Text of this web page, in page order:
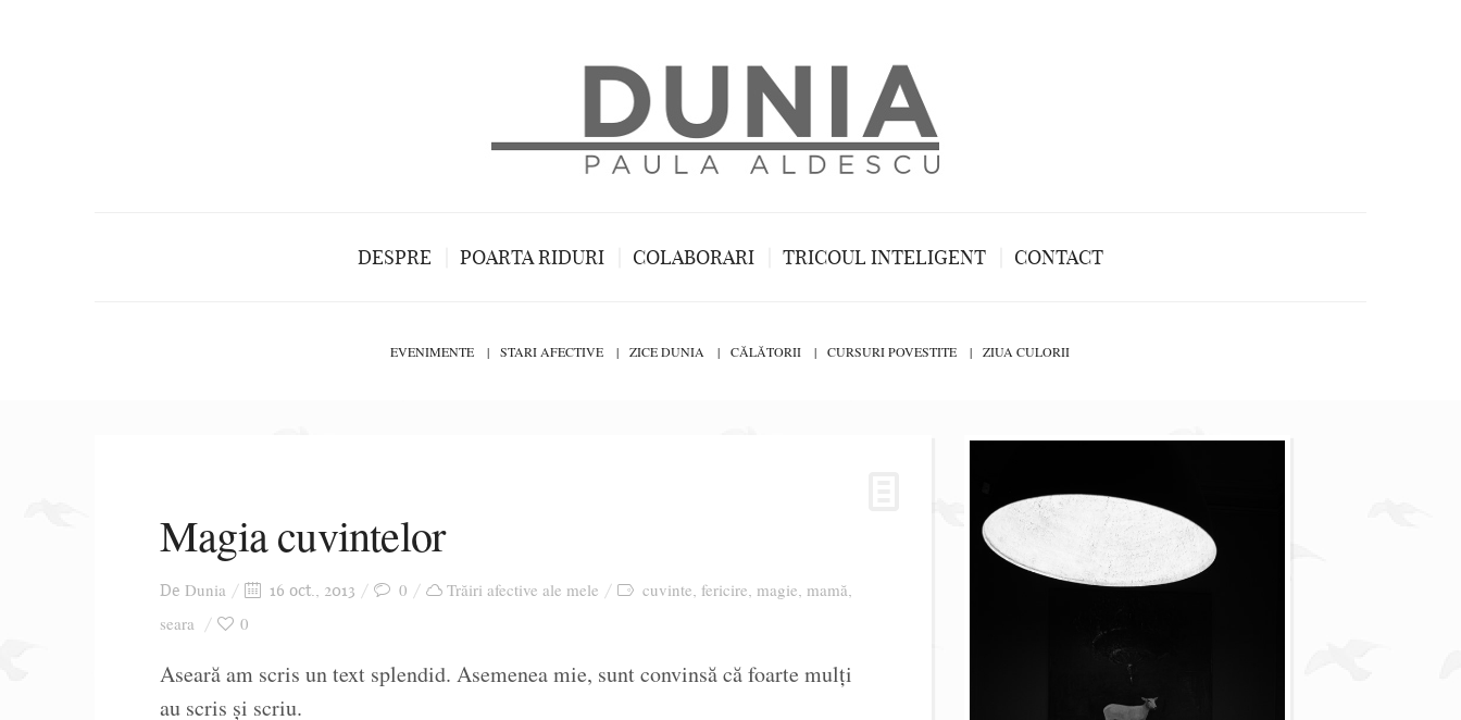
DESPRE POARTA RIDURI COLABORARI TRICOUL INTELIGENT CONTACT
EVENIMENTE STARI AFECTIVE ZICE DUNIA CĂLĂTORII CURSURI POVESTITE ZIUA CULORII
Magia cuvintelor
De Dunia 16 oct., 2013 0 Trăiri afective ale mele cuvinte, fericire, magie, mamă,
seara 0
Aseară am scris un text splendid. Asemenea mie, sunt convinsă că foarte mulți
au scris și scriu.